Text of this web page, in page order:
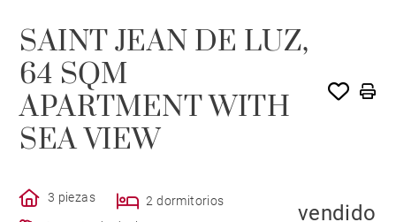
SAINT JEAN DE LUZ,
64 SQM
APARTMENT WITH
SEA VIEW
3 piezas
2 dormitorios
vendido